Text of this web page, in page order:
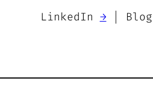
LinkedIn → |